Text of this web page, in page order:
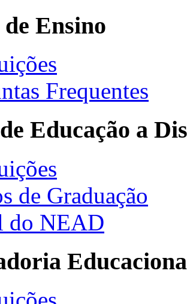
Ensino
Frequentes
Educação a
de Graduação
do NEAD